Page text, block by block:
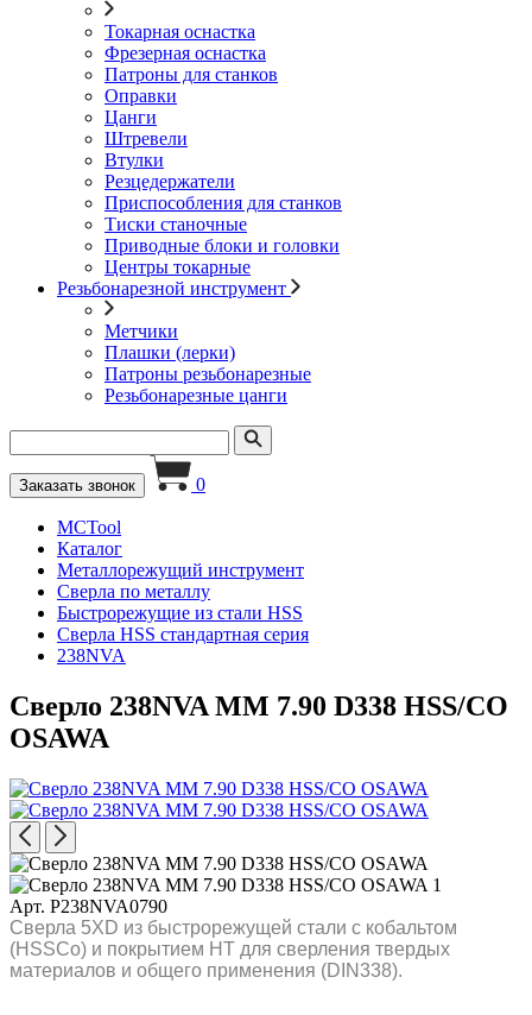
Токарная оснастка
Фрезерная оснастка
Патроны для станков
Оправки
Цанги
Штревели
Втулки
Резцедержатели
Приспособления для станков
Тиски станочные
Приводные блоки и головки
Центры токарные
Резьбонарезной инструмент
Метчики
Плашки (лерки)
Патроны резьбонарезные
Резьбонарезные цанги
Заказать звонок 0
MCTool
Каталог
Металлорежущий инструмент
Сверла по металлу
Быстрорежущие из стали HSS
Сверла HSS стандартная серия
238NVA
Сверло 238NVA MM 7.90 D338 HSS/CO
OSAWA
Арт. P238NVA0790
Сверла 5XD из быстрорежущей стали с кобальтом
(HSSCo) и покрытием HT для сверления твердых
материалов и общего применения (DIN338).